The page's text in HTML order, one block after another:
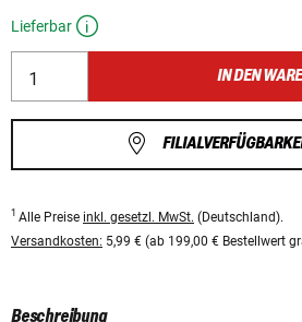
Lieferbar
IN DEN
1 Alle Preise inkl. gesetzl. MwSt. (Deutschland).
Versandkosten: 5,99 € (ab 199,00 € Bestellwert
Beschreibung